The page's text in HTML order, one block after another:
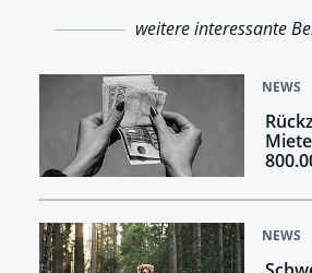
weitere interessante
NEWS
NEWS